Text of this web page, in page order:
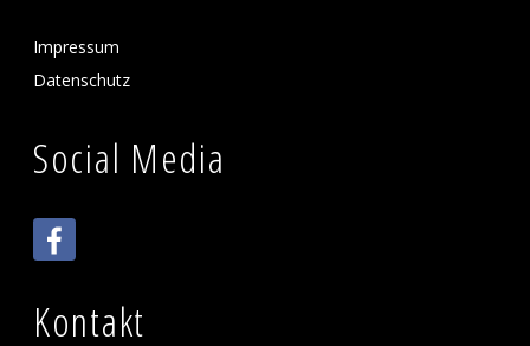
Impressum
Datenschutz
Social Media
Kontakt